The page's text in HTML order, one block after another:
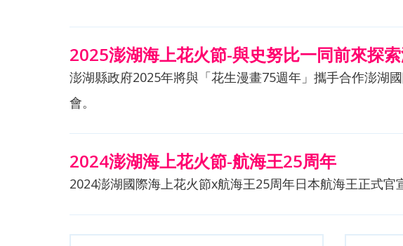
2025澎湖海上花火節-與史努比一同前來探
澎湖縣政府2025年將與「花生漫畫75週年」攜手合作澎湖
會。
2024澎湖海上花火節-航海王25周年
2024澎湖國際海上花火節x航海王25周年日本航海王正式官